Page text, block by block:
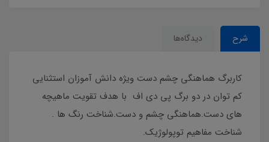
شرح دیدگاه‌ها
کاربرگ هماهنگی چشم دست ویژه دانش آموزان استثنایی
کم توان در دو برگ پی دی اف با هدف تقویت ماهیچه
های دست.هماهنگی چشم و دست.شناخت رنگ ها .
شناخت مفاهیم توپولوژیک.